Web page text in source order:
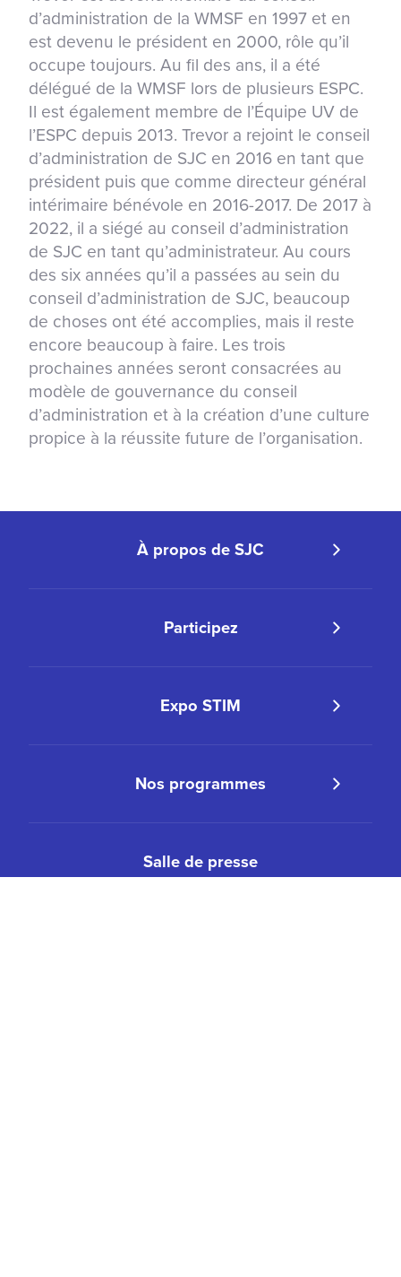
d’administration de la WMSF en 1997 et en
est devenu le président en 2000, rôle qu’il
occupe toujours. Au fil des ans, il a été
délégué de la WMSF lors de plusieurs ESPC.
Il est également membre de l’Équipe UV de
l’ESPC depuis 2013. Trevor a rejoint le conseil
d’administration de SJC en 2016 en tant que
président puis que comme directeur général
intérimaire bénévole en 2016-2017. De 2017 à
2022, il a siégé au conseil d’administration
de SJC en tant qu’administrateur. Au cours
des six années qu’il a passées au sein du
conseil d’administration de SJC, beaucoup
de choses ont été accomplies, mais il reste
encore beaucoup à faire. Les trois
prochaines années seront consacrées au
modèle de gouvernance du conseil
d’administration et à la création d’une culture
propice à la réussite future de l’organisation.
À propos de SJC
Participez
Expo STIM
Nos programmes
Salle de presse